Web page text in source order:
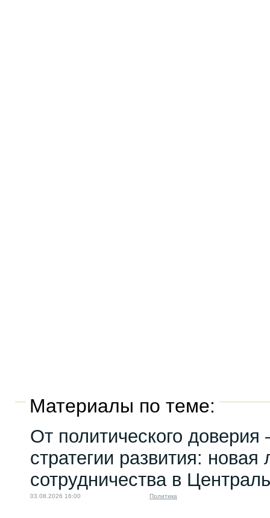
Материалы по теме:
От политического
стратегии развития: новая
сотрудничества в
03.08.2026 16:00 Политика